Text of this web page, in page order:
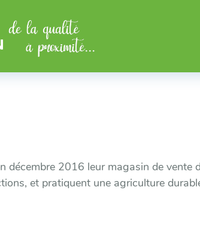
décembre 2016 leur magasin de
et pratiquent une agriculture